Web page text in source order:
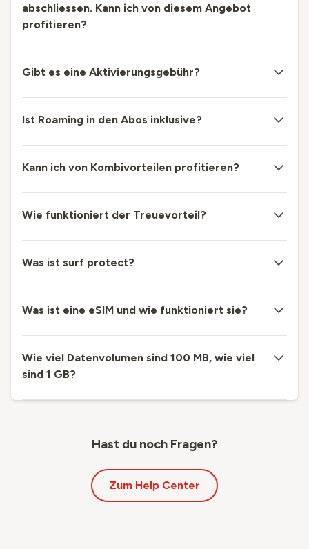
abschliessen. Kann ich von diesem Angebot
profitieren?
Gibt es eine Aktivierungsgebühr?
Ist Roaming in den Abos inklusive?
Kann ich von Kombivorteilen profitieren?
Wie funktioniert der Treuevorteil?
Was ist surf protect?
Was ist eine eSIM und wie funktioniert sie?
Wie viel Datenvolumen sind 100 MB, wie viel
sind 1 GB?
Hast du noch Fragen?
Zum Help Center